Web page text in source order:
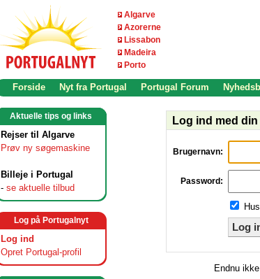
Algarve
Azorerne
Lissabon
Madeira
Porto
Forside Nyt fra Portugal Portugal Forum
Aktuelle tips og links
Rejser til Algarve
Prøv ny søgemaskine
Billeje i Portugal
- se aktuelle tilbud
Log på Portugalnyt
Log ind
Opret Portugal-profil
Log ind med
Brugernavn:
Password:
Log
Endnu